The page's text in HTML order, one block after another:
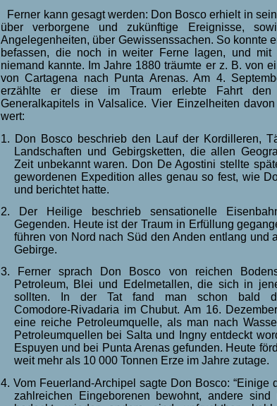
Ferner kann gesagt werden: Don Bosco erhielt in
über verborgene und zukünftige Ereignisse,
Angelegenheiten, über Gewissenssachen. So konnte
befassen, die noch in weiter Ferne lagen, und
niemand kannte. Im Jahre 1880 träumte er z. B. von
von Cartagena nach Punta Arenas. Am 4.
erzählte er diese im Traum erlebte Fahrt den
Generalkapitels in Valsalice. Vier Einzelheiten
wert:
1. Don Bosco beschrieb den Lauf der Kordilleren,
Landschaften und Gebirgsketten, die allen
Zeit unbekannt waren. Don De Agostini stellte
gewordenen Expedition alles genau so fest, wie
und berichtet hatte.
2. Der Heilige beschrieb sensationelle
Gegenden. Heute ist der Traum in Erfüllung
führen von Nord nach Süd den Anden entlang und
Gebirge.
3. Ferner sprach Don Bosco von reichen
Petroleum, Blei und Edelmetallen, die sich in
sollten. In der Tat fand man schon bald
Comodore‑Rivadaria im Chubut. Am 16.
eine reiche Petroleumquelle, als man nach
Petroleumquellen bei Salta und Ingny entdeckt
Espuyen und bei Punta Arenas gefunden. Heute
weit mehr als 10 000 Tonnen Erze im Jahre zutage.
4. Vom Feuerland‑Archipel sagte Don Bosco: “Einige
zahlreichen Eingeborenen bewohnt, andere